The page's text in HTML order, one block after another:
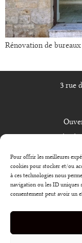
Pour offrir les meilleures
cookies pour stocker et/ou
à ces technologies nous
navigation ou les ID uniques
consentement peut avoir un
Rénovation de
3 rue
Mentions légales